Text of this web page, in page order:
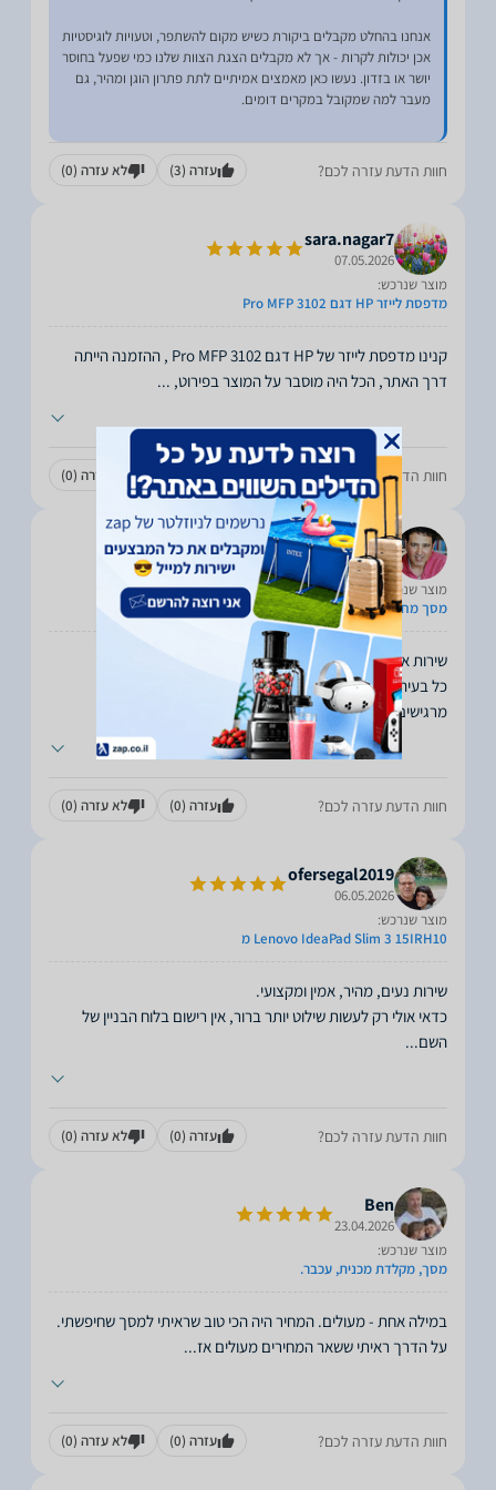
אנחנו בהחלט מקבלים ביקורת כשיש מקום להשתפר, וטעויות לוגיסטיות
אכן יכולות לקרות - אך לא מקבלים הצגת הצוות שלנו כמי שפעל בחוסר
יושר או בזדון. נעשו כאן מאמצים אמיתיים לתת פתרון הוגן ומהיר, גם
חוות הדעת עזרה לכם? עזרה (3) לא עזרה (0)
sara.nagar7
07.05.2026
מוצר שנרכש:
מדפסת לייזר HP דגם Pro MFP 3102
קנינו מדפסת לייזר של HP דגם Pro MFP 3102 , ההזמנה הייתה
דרך האתר, הכל היה מוסבר על המוצר בפירוט, ...
חוות הדעת עזרה לכם? עזרה לא עזרה (0)
רועי
07.05.2026
מוצר שנרכש:
מסך מחשב 27"
מרגישים באמת שדואגים לך. מומלץ...
חוות הדעת עזרה לכם? עזרה (0) לא עזרה (0)
ofersegal2019
06.05.2026
מוצר שנרכש:
Lenovo IdeaPad Slim 3 15IRH10 מ
כדאי אולי רק לעשות שילוט יותר ברור, אין רישום בלוח הבניין של
השם...
חוות הדעת עזרה לכם? עזרה (0) לא עזרה (0)
Ben
23.04.2026
מוצר שנרכש:
מסך, מקלדת מכנית, עכבר.
במילה אחת - מעולים. המחיר היה הכי טוב שראיתי למסך שחיפשתי.
על הדרך ראיתי ששאר המחירים מעולים אז...
חוות הדעת עזרה לכם? עזרה (0) לא עזרה (0)